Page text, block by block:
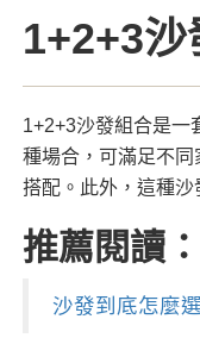
1+2+3沙
1+2+3沙發組合是一
種場合，可滿足不
搭配。此外，這種
推薦閱讀：
沙發到底怎麼